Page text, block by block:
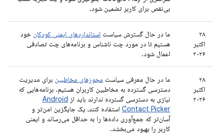
بی‌نقص برای کاربر تضمین شود.
۲۸
اکتبر
۲۰۲۶
ما در حال گسترش سیاست استانداردهای ایمنی کودکان خود
هستیم تا در مورد چت ناشناس و برنامه‌های چت تصادفی
اعمال شود.
۲۸
اکتبر
۲۰۲۶
ما در حال معرفی سیاست مجوزهای مخاطبین برای مدیریت
دسترسی گسترده به مخاطبین کاربران هستیم. برنامه‌هایی که
نیازی به دسترسی گسترده ندارند باید از Android
Contact Picker استفاده کنند، یک جایگزین امن‌تر و
آسان‌تر که جمع‌آوری داده‌ها را به حداقل می‌رساند و ایمنی
کاربر را بهبود می‌بخشد.